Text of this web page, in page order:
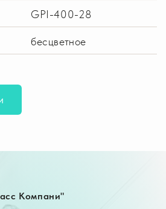
GPI-400-28
бесцветное
Компани"